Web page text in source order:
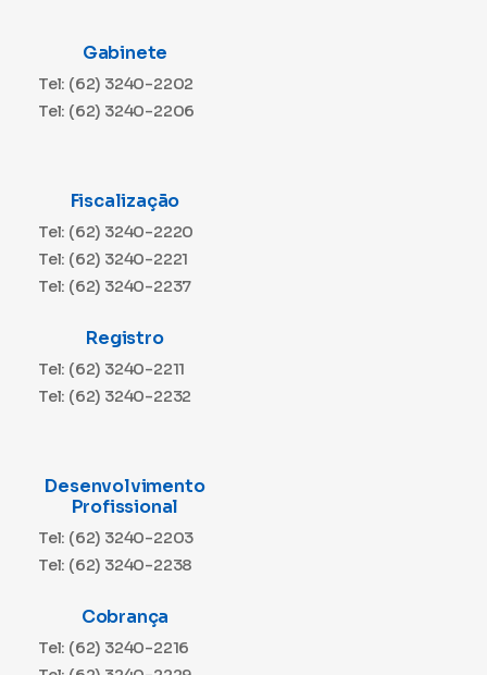
Gabinete
Tel: (62) 3240-2202
Tel: (62) 3240-2206
Fiscalização
Tel: (62) 3240-2220
Tel: (62) 3240-2221
Tel: (62) 3240-2237
Registro
Tel: (62) 3240-2211
Tel: (62) 3240-2232
Desenvolvimento
Profissional
Tel: (62) 3240-2203
Tel: (62) 3240-2238
Cobrança
Tel: (62) 3240-2216